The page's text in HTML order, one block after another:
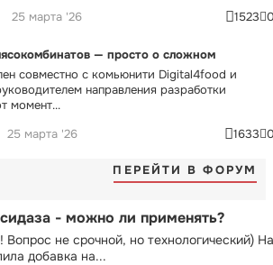
25 марта '26 1523
— просто о сложном
совместно с комьюнити Digital4food и
направления разработки
момент...
25 марта '26 1633
ПЕРЕЙТИ В ФОРУМ
- можно ли применять?
не срочной, но технологический) На
добавка на...